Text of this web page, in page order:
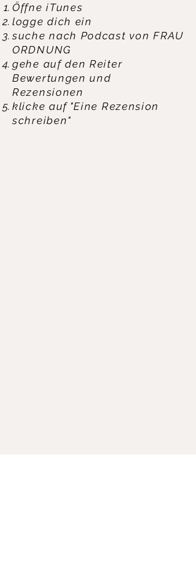
Öffne iTunes
logge dich ein
suche nach Podcast von FRAU
ORDNUNG
gehe auf den Reiter
Bewertungen und
Rezensionen
klicke auf "Eine Rezension
schreiben"